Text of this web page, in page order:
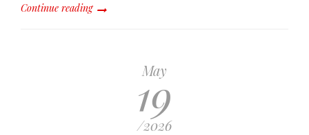
Continue reading
May
19
/2026